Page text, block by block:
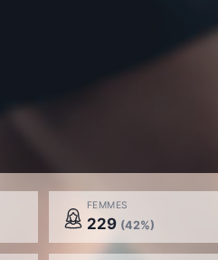
FEMMES
229 (42%)